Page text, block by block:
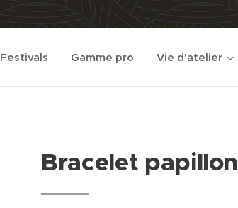
Festivals Gamme pro Vie d'atelier
Bracelet papillon